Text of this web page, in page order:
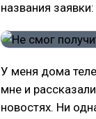
названия заявки:
У меня дома
мне и
новостях. Ни